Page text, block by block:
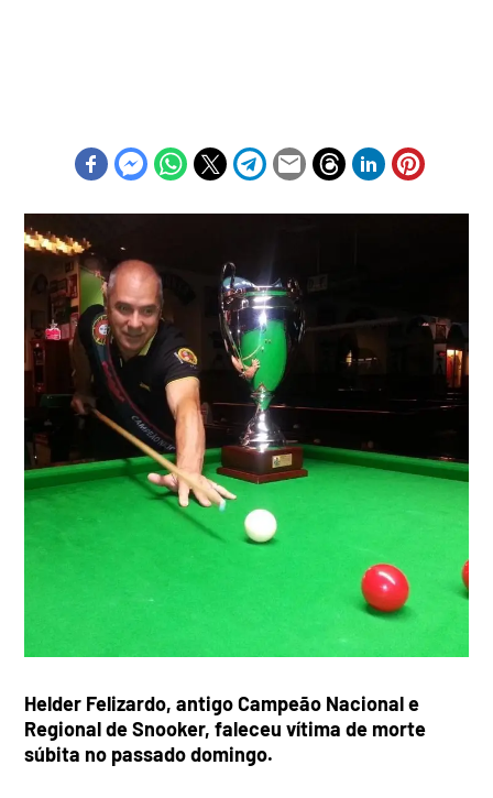
Helder Felizardo, antigo Campeão Nacional e
Regional de Snooker, faleceu vítima de morte
súbita no passado domingo.